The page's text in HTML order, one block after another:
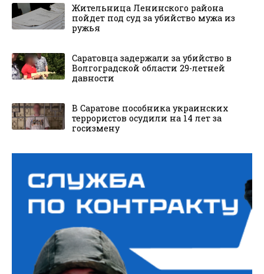
Жительница Ленинского района
пойдет под суд за убийство мужа из
ружья
Саратовца задержали за убийство в
Волгоградской области 29-летней
давности
В Саратове пособника украинских
террористов осудили на 14 лет за
госизмену